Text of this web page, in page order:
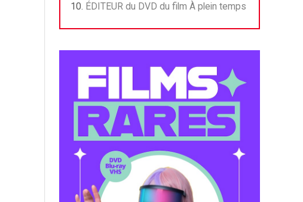
ÉDITEUR du DVD du film À plein temps